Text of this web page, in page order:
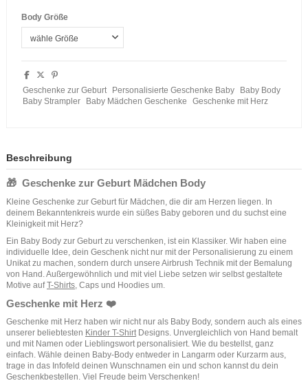
Body Größe
Geschenke zur Geburt Personalisierte Geschenke Baby
Baby Body
Baby Strampler
Baby Mädchen Geschenke Geschenke mit Herz
Beschreibung
🎁 Geschenke zur Geburt Mädchen Body
Kleine Geschenke zur Geburt für Mädchen, die dir am Herzen liegen. In
deinem Bekanntenkreis wurde ein süßes Baby geboren und du suchst eine
Kleinigkeit mit Herz?
Ein Baby Body zur Geburt zu verschenken, ist ein Klassiker. Wir haben eine
individuelle Idee, dein Geschenk nicht nur mit der Personalisierung zu einem
Unikat zu machen, sondern durch unsere Airbrush Technik mit der Bemalung
von Hand. Außergewöhnlich und mit viel Liebe setzen wir selbst gestaltete
Motive aufT-Shirts, Caps und Hoodies um.
Geschenke mit Herz ❤️
Geschenke mit Herz haben wir nicht nur als Baby Body, sondern auch als eines
unserer beliebtesten Kinder T-ShirtDesigns. Unvergleichlich von Hand bemalt
und mit Namen oder Lieblingswort personalisiert. Wie du bestellst, ganz
einfach. Wähle deinen Baby-Body entweder in Langarm oder Kurzarm aus,
trage in das Infofeld deinen Wunschnamen ein und schon kannst du dein
Geschenkbestellen. Viel Freude beim Verschenken!